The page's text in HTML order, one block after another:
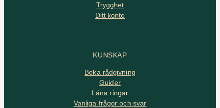
Trygghet
Ditt konto
KUNSKAP
Boka rådgivning
Guider
Låna ringar
Vanliga frågor och svar